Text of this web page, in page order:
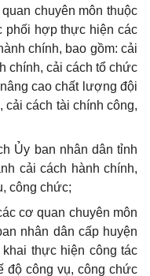
chuyên môn thuộc
phối hợp thực hiện các
chính, bao gồm: cải
chính, cải cách tổ chức
cao chất lượng đội
cải cách tài chính công,
Ủy ban nhân dân tỉnh
cải cách hành chính,
công chức;
cơ quan chuyên môn
nhân dân cấp huyện
thực hiện công tác
độ công vụ, công chức